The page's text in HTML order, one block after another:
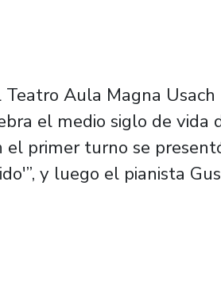
Teatro Aula Magna
el medio siglo de
primer turno se
y luego el pianista